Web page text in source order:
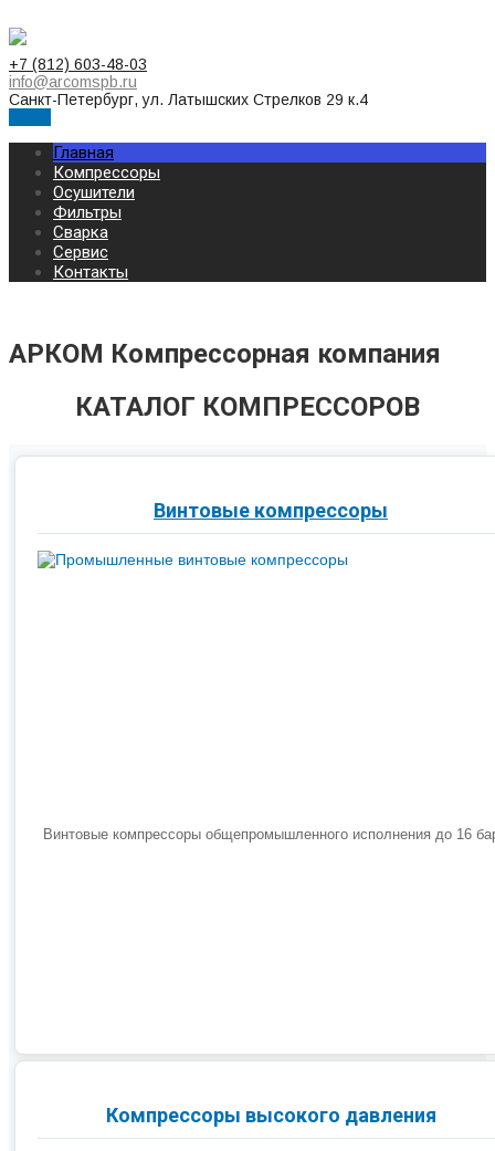
+7 (812) 603-48-03
info@arcomspb.ru
Санкт-Петербург, ул. Латышских Стрелков 29 к.4
Главная
Компрессоры
Осушители
Фильтры
Сварка
Сервис
Контакты
АРКОМ Компрессорная компания
КАТАЛОГ КОМПРЕССОРОВ
Винтовые компрессоры
Винтовые компрессоры общепромышленного исполнения до 16
Компрессоры высокого давления